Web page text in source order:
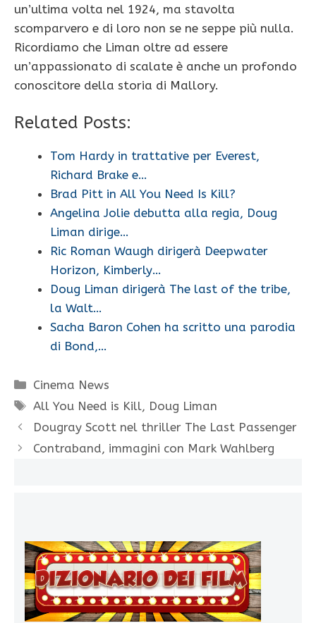
un’ultima volta nel 1924, ma stavolta
scomparvero e di loro non se ne seppe più nulla.
Ricordiamo che Liman oltre ad essere
un’appassionato di scalate è anche un profondo
conoscitore della storia di Mallory.
Related Posts:
Tom Hardy in trattative per Everest,
Richard Brake e…
Brad Pitt in All You Need Is Kill?
Angelina Jolie debutta alla regia, Doug
Liman dirige…
Ric Roman Waugh dirigerà Deepwater
Horizon, Kimberly…
Doug Liman dirigerà The last of the tribe,
la Walt…
Sacha Baron Cohen ha scritto una parodia
di Bond,…
Categorie
Cinema News
Tag
All You Need is Kill, Doug Liman
Dougray Scott nel thriller The Last Passenger
Contraband, immagini con Mark Wahlberg